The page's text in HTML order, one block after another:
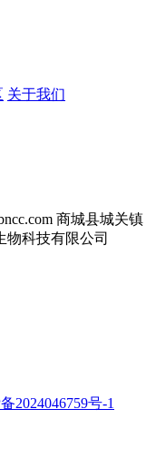
关于我们
商城县城关镇
物科技有限公司
2024046759号-1